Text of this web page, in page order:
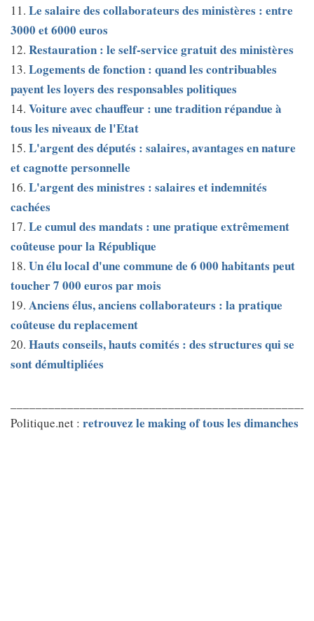
11. Le salaire des collaborateurs des ministères : entre
3000 et 6000 euros
12. Restauration : le self-service gratuit des ministères
13. Logements de fonction : quand les contribuables
payent les loyers des responsables politiques
14. Voiture avec chauffeur : une tradition répandue à
tous les niveaux de l'Etat
15. L'argent des députés : salaires, avantages en nature
et cagnotte personnelle
16. L'argent des ministres : salaires et indemnités
cachées
17. Le cumul des mandats : une pratique extrêmement
coûteuse pour la République
18. Un élu local d'une commune de 6 000 habitants peut
toucher 7 000 euros par mois
19. Anciens élus, anciens collaborateurs : la pratique
coûteuse du replacement
20. Hauts conseils, hauts comités : des structures qui se
sont démultipliées
Politique.net : retrouvez le making of tous les dimanches